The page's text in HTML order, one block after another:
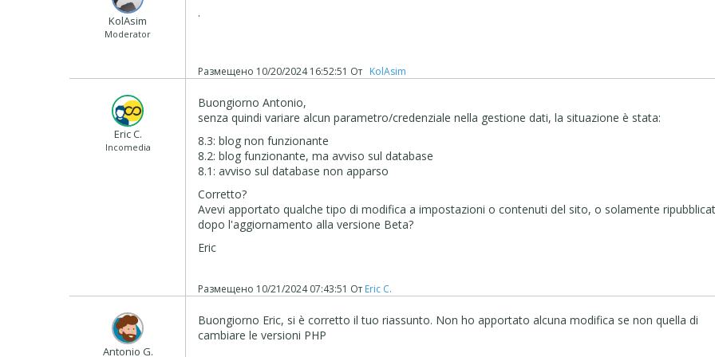
‪ KolAsim ‪ ‪
Moderator
.
Размещено 10/20/2024 16:52:51 От ‪ KolAsim ‪ ‪
Eric C.
Incomedia
Buongiorno Antonio,
senza quindi variare alcun parametro/credenziale nella gestione dati, la situazione è stata:
8.3: blog non funzionante
8.2: blog funzionante, ma avviso sul database
8.1: avviso sul database non apparso
Corretto?
Avevi apportato qualche tipo di modifica a impostazioni o contenuti del sito, o solamente
dopo l'aggiornamento alla versione Beta?
Eric
Размещено 10/21/2024 07:43:51 От Eric C.
Antonio G.
Buongiorno Eric, si è corretto il tuo riassunto. Non ho apportato alcuna modifica se non quella di
cambiare le versioni PHP